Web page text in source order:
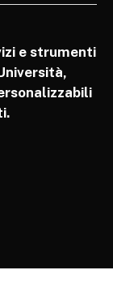
e strumenti